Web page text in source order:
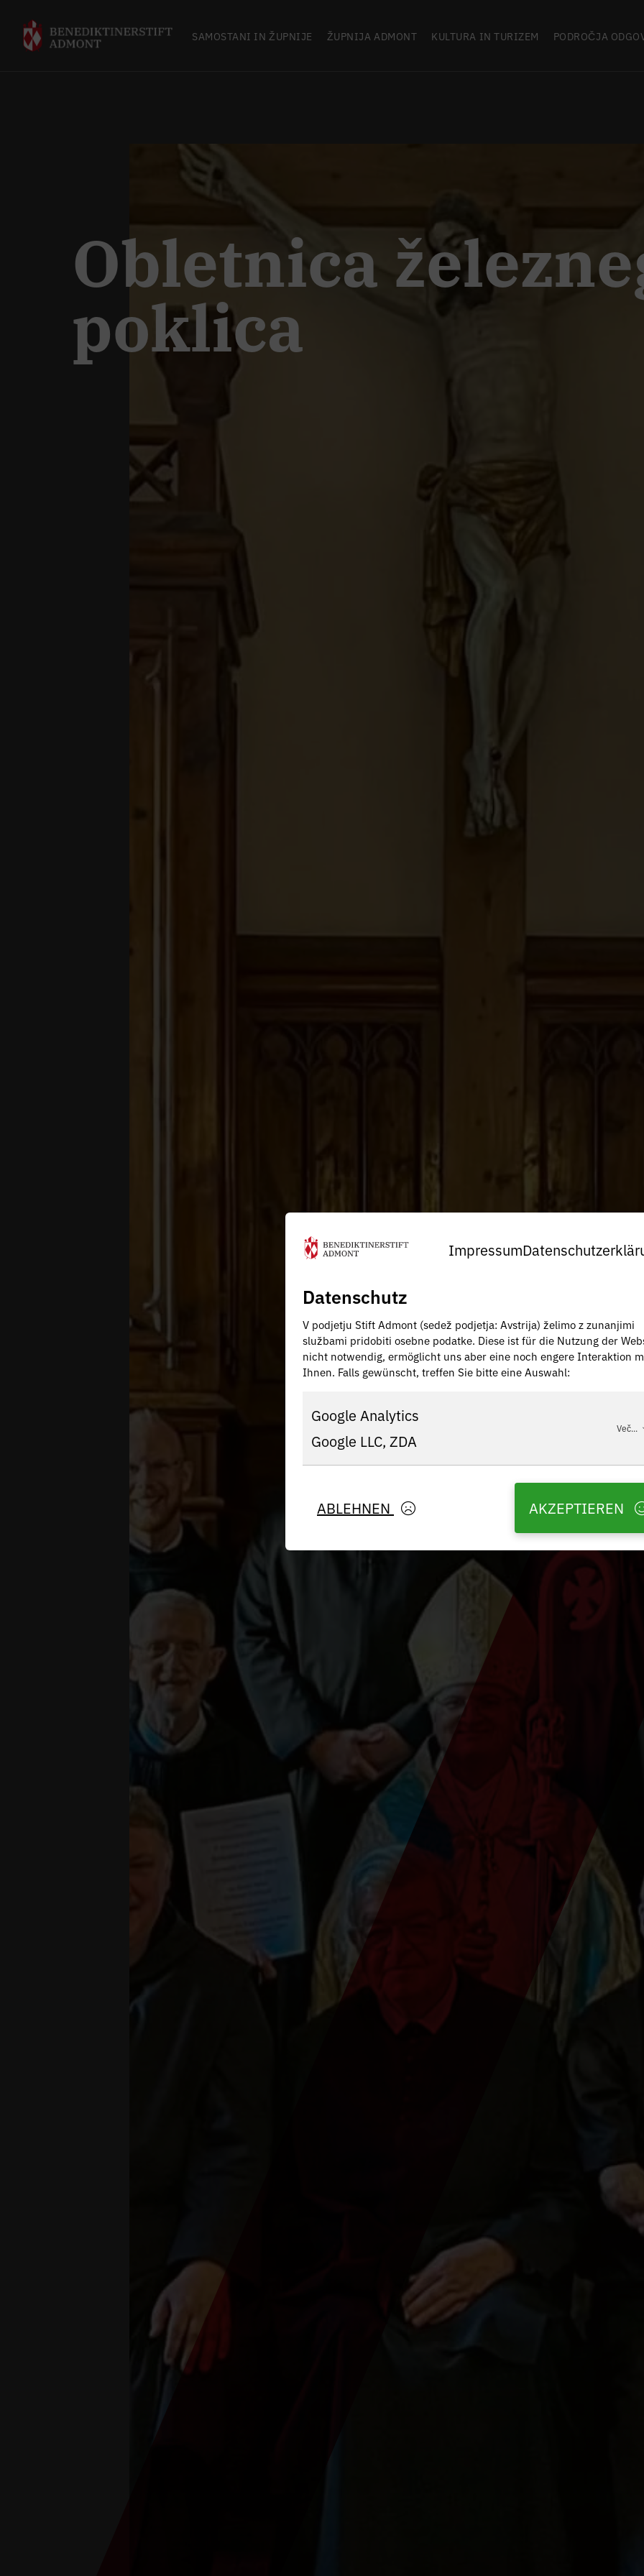
SAMOSTANI IN ŽUPNIJE ŽUPNIJA ADMONT KULTURA IN TURIZEM PODROČJA
Obletnica
poklica
Impressum
Datenschutz
V podjetju Stift Admont (sedež podjetja: Avstrija) želimo z zunanjimi
službami pridobiti osebne podatke. Diese ist für die Nutzung der
nicht notwendig, ermöglicht uns aber eine noch engere Interaktion
Ihnen. Falls gewünscht, treffen Sie bitte eine Auswahl:
Google Analytics
Google LLC, ZDA
Več...
ABLEHNEN AKZEPTIEREN